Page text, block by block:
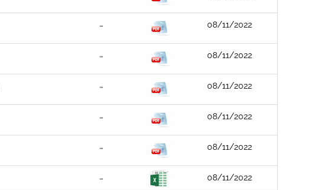
08/11/2022
08/11/2022
08/11/2022
08/11/2022
08/11/2022
08/11/2022